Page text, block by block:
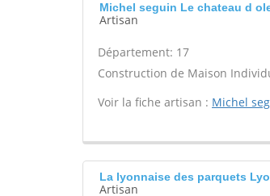
Michel seguin Le chateau d
Artisan
Département: 17
Construction de Maison
Voir la fiche artisan : Michel
La lyonnaise des parquets
Artisan